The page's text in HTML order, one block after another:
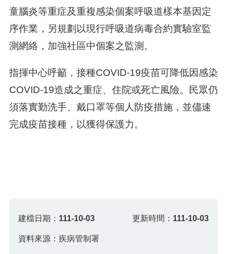
童腦炎等重症及重複感染個案呼吸道樣本基因定
序作業，另規劃以現行呼吸道病毒合約實驗室監
測網絡，加強社區中個案之監測。
指揮中心呼籲，接種COVID-19疫苗可降低因感染
COVID-19造成之重症、住院或死亡風險。民眾仍
須落實勤洗手、戴口罩等個人防疫措施，並儘速
完成疫苗接種，以獲得保護力。
建檔日期： 111-10-03 更新時間： 111-10-03
資料來源：疾病管制署